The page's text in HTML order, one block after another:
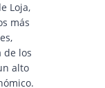
Loja,
más
de los
alto